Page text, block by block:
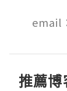
推薦博